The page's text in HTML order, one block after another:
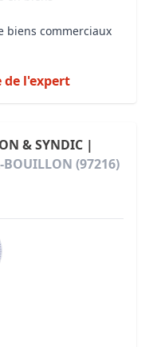
biens commerciaux
de l'expert
& SYNDIC |
(97216)